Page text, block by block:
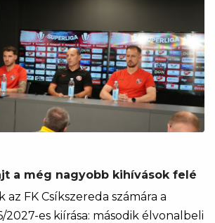
a még nagyobb kihívások felé
FK Csíkszereda számára a
es kiírása: második élvonalbeli